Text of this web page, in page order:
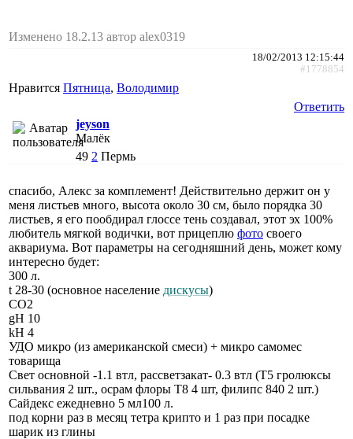
Изменено 18.2.13 автор alex0319
18/02/2013 12:15:44
#1778854
Нравится Пятница, Володимир
Ответить
jeyson
Малёк
49 2 Пермь
спасибо, Алекс за комплемент! Действительно держит он у
меня листьев много, высота около 30 см, было порядка 30
листьев, я его пообдирал глоссе тень создавал, этот эх 100%
любитель мягкой водички, вот прицеплю фото своего
аквариума. Вот параметры на сегодняшний день, может кому
интересно будет:
300 л.
t 28-30 (основное население дискусы)
СО2
gH 10
kH 4
УДО микро (из американской смеси) + микро самомес
товарища
Свет основной -1.1 втл, рассветзакат- 0.3 втл (Т5 гролюксы
сильвания 2 шт., осрам флоры Т8 4 шт, филипс 840 2 шт.)
Сайдекс ежедневно 5 мл100 л.
под корни раз в месяц тетра крипто и 1 раз при посадке
шарик из глины